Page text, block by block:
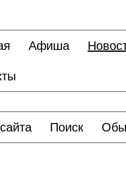
Афиша
Поиск